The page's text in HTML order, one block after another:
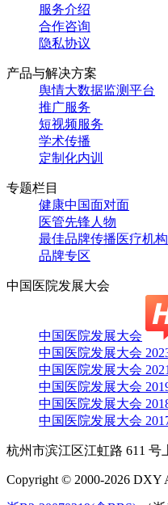
服务介绍
合作咨询
隐私协议
产品与解决方案
舆情大数据监测平台
推广服务
短视频服务
学术传播
定制化内训
专题栏目
健康中国面对面
医管先锋人物
最佳品牌传播医疗机构
品牌专区
中国医院发展大会
中国医院发展大会
中国医院发展大会
中国医院发展大会 2021
中国医院发展大会
中国医院发展大会
中国医院发展大会
杭州市滨江区江虹路 611 号
Copyright © 2000-2026 DXY